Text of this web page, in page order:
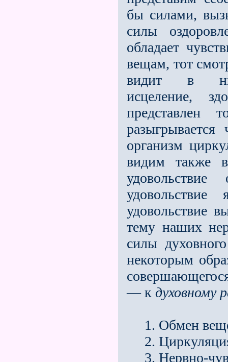
бы силами,
силы
обладает
вещам, тот
видит в них
исцеление,
представлен
организм
видим также
удовольствие
тему наших
силы
некоторым
— к духовному
1. Обмен
2.
3. Нервно-